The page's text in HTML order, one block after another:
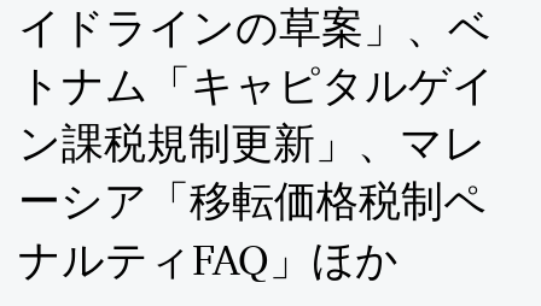
イドラインの草案」、ベ
トナム「キャピタルゲイ
ン課税規制更新」、マレ
ーシア「移転価格税制ペ
ナルティFAQ」ほか